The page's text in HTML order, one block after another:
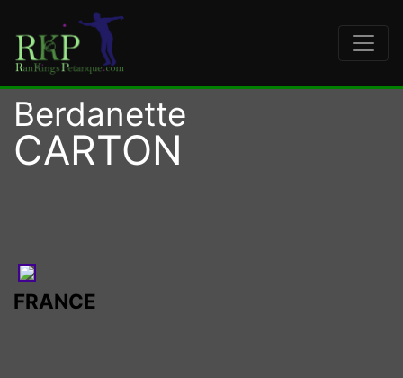
Berdanette
CARTON
FRANCE